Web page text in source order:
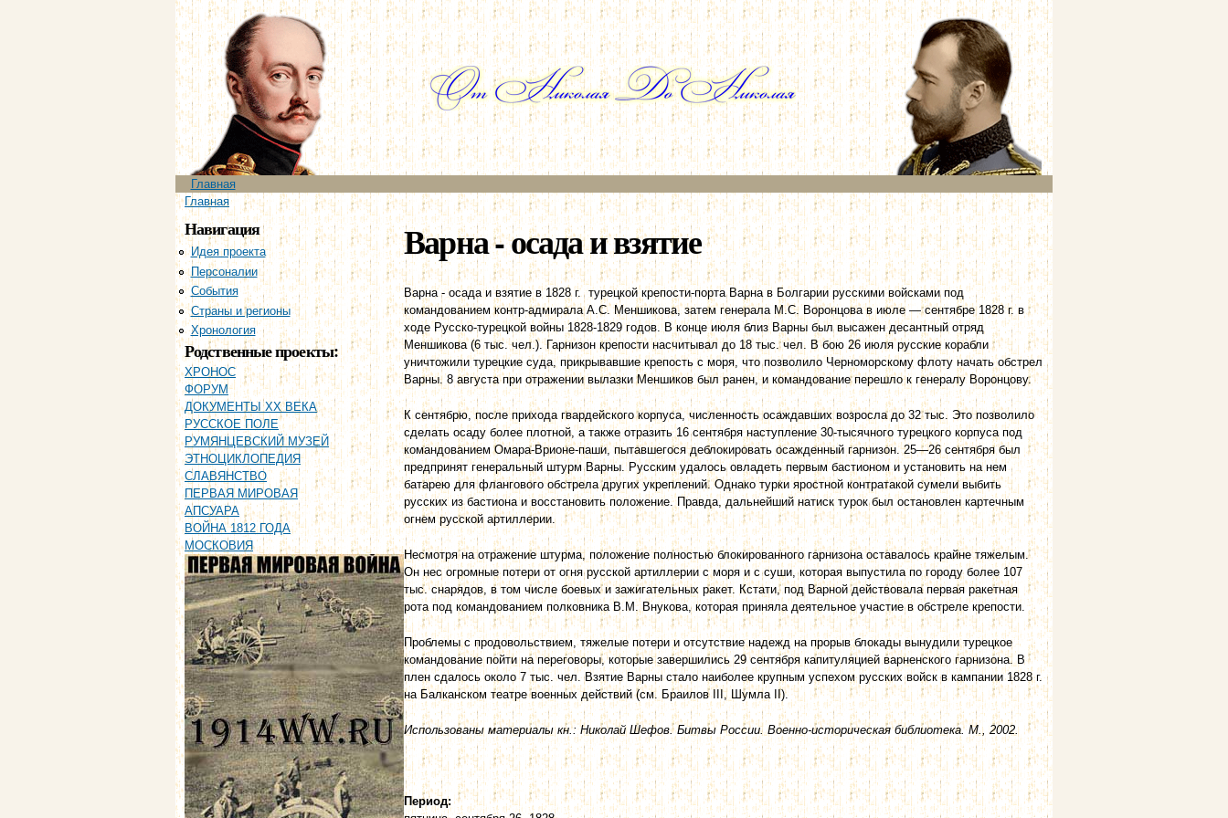
Перейти к
основному
содержанию
Главное меню
Главная
Вы здесь
Главная
Навигация
Идея проекта
Персоналии
События
Страны и регионы
Хронология
Родственные проекты:
ХРОНОС
ФОРУМ
ДОКУМЕНТЫ XX ВЕКА
РУССКОЕ ПОЛЕ
РУМЯНЦЕВСКИЙ МУЗЕЙ
ЭТНОЦИКЛОПЕДИЯ
СЛАВЯНСТВО
ПЕРВАЯ МИРОВАЯ
АПСУАРА
ВОЙНА 1812 ГОДА
МОСКОВИЯ
Варна - осада и взятие
Варна - осада и взятие в 1828 г. турецкой крепости-порта Варна в Болгарии русскими войсками под
командованием контр-адмирала А.С. Меншикова, затем генерала М.С. Воронцова в июле — сентябре 1828 г. в
ходе Русско-турецкой войны 1828-1829 годов. В конце июля близ Варны был высажен десантный отряд
Меншикова (6 тыс. чел.). Гарнизон крепости насчитывал до 18 тыс. чел. В бою 26 июля русские корабли
уничтожили турецкие суда, прикрывавшие крепость с моря, что позволило Черноморскому флоту начать обстрел
Варны. 8 августа при отражении вылазки Меншиков был ранен, и командование перешло к генералу Воронцову.
К сентябрю, после прихода гвардейского корпуса, численность осаждавших возросла до 32 тыс. Это позволило
сделать осаду более плотной, а также отразить 16 сентября наступление 30-тысячного турецкого корпуса под
командованием Омара-Врионе-паши, пытавшегося деблокировать осажденный гарнизон. 25—26 сентября был
предпринят генеральный штурм Варны. Русским удалось овладеть первым бастионом и установить на нем
батарею для флангового обстрела других укреплений. Однако турки яростной контратакой сумели выбить
русских из бастиона и восстановить положение. Правда, дальнейший натиск турок был остановлен картечным
огнем русской артиллерии.
Несмотря на отражение штурма, положение полностью блокированного гарнизона оставалось крайне тяжелым.
Он нес огромные потери от огня русской артиллерии с моря и с суши, которая выпустила по городу более 107
тыс. снарядов, в том числе боевых и зажигательных ракет. Кстати, под Варной действовала первая ракетная
рота под командованием полковника В.М. Внукова, которая приняла деятельное участие в обстреле крепости.
Проблемы с продовольствием, тяжелые потери и отсутствие надежд на прорыв блокады вынудили турецкое
командование пойти на переговоры, которые завершились 29 сентября капитуляцией варненского гарнизона. В
плен сдалось около 7 тыс. чел. Взятие Варны стало наиболее крупным успехом русских войск в кампании 1828 г.
на Балканском театре военных действий (см. Браилов III, Шумла II).
Использованы материалы кн.: Николай Шефов. Битвы России. Военно-историческая библиотека. М., 2002.
Период: